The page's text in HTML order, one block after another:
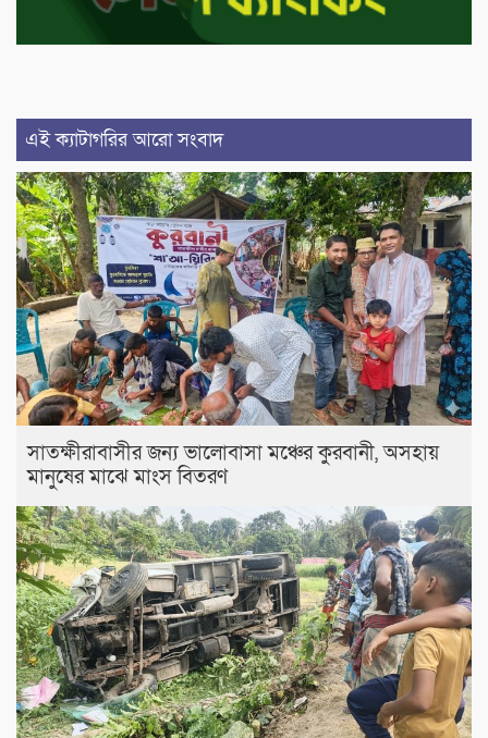
এই ক্যাটাগরির আরো সংবাদ
সাতক্ষীরাবাসীর জন্য ভালোবাসা মঞ্চের কুরবানী, অসহায়
মানুষের মাঝে মাংস বিতরণ